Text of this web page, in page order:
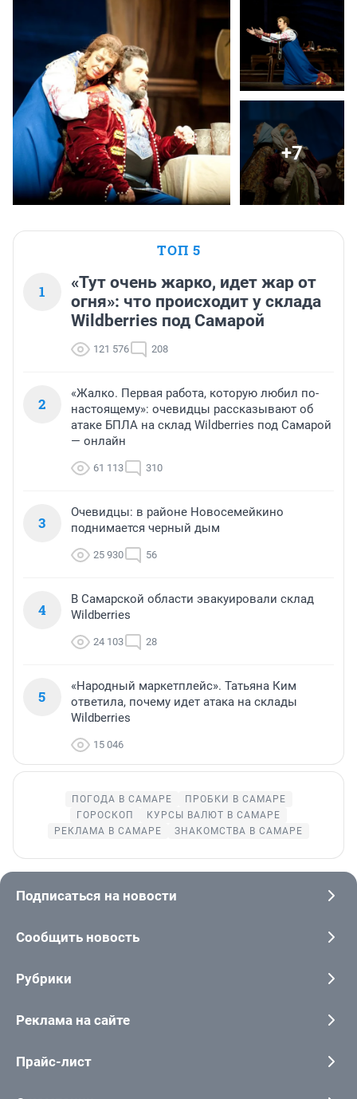
+7
ТОП 5
1
«Тут очень жарко, идет жар от
огня»: что происходит у склада
Wildberries под Самарой
121 576 208
2
«Жалко. Первая работа, которую любил по-
настоящему»: очевидцы рассказывают об
атаке БПЛА на склад Wildberries под Самарой
— онлайн
61 113 310
3
Очевидцы: в районе Новосемейкино
поднимается черный дым
25 930 56
4
В Самарской области эвакуировали склад
Wildberries
24 103 28
5
«Народный маркетплейс». Татьяна Ким
ответила, почему идет атака на склады
Wildberries
15 046
ПОГОДА В САМАРЕ
ПРОБКИ В САМАРЕ
ГОРОСКОП
КУРСЫ ВАЛЮТ В САМАРЕ
РЕКЛАМА В САМАРЕ
ЗНАКОМСТВА В САМАРЕ
Подписаться на новости
Сообщить новость
Рубрики
Реклама на сайте
Прайс-лист